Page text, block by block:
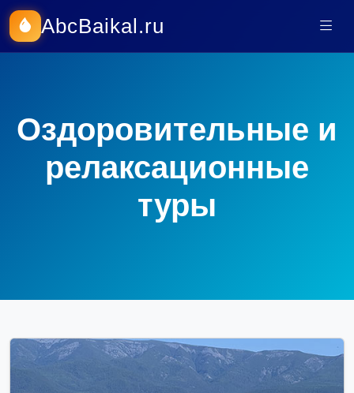
AbcBaikal.ru
Оздоровительные и
релаксационные
туры